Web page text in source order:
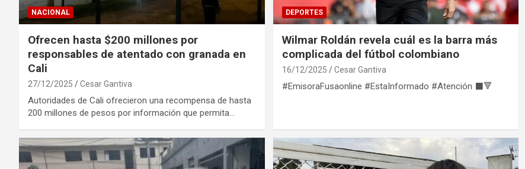
NACIONAL
Ofrecen hasta $200 millones por
responsables de atentado con granada en
Cali
27/12/2025 Cesar Gantiva
Autoridades de Cali ofrecieron una recompensa de hasta
200 millones de pesos por información que permita…
DEPORTES
Wilmar Roldán revela cuál es la barra más
complicada del fútbol colombiano
16/12/2025 Cesar Gantiva
#EmisoraFusaonline #EstaInformado #Atención ⬛🔻